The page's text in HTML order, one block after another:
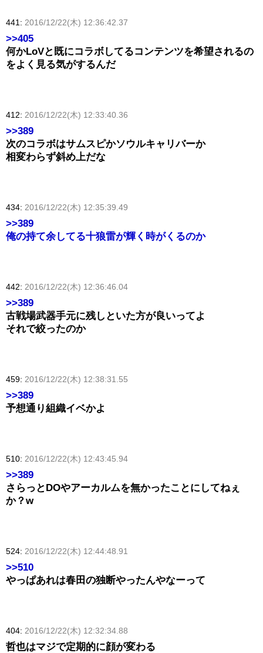
441: 2016/12/22(木) 12:36:42.37
>>405
何かLoVと既にコラボしてるコンテンツを希望されるの
をよく見る気がするんだ
412: 2016/12/22(木) 12:33:40.36
>>389
次のコラボはサムスピかソウルキャリバーか
相変わらず斜め上だな
434: 2016/12/22(木) 12:35:39.49
>>389
俺の持て余してる十狼雷が輝く時がくるのか
442: 2016/12/22(木) 12:36:46.04
>>389
古戦場武器手元に残しといた方が良いってよ
それで絞ったのか
459: 2016/12/22(木) 12:38:31.55
>>389
予想通り組織イベかよ
510: 2016/12/22(木) 12:43:45.94
>>389
さらっとDOやアーカルムを無かったことにしてねぇ
か？w
524: 2016/12/22(木) 12:44:48.91
>>510
やっぱあれは春田の独断やったんやなーって
404: 2016/12/22(木) 12:32:34.88
哲也はマジで定期的に顔が変わる